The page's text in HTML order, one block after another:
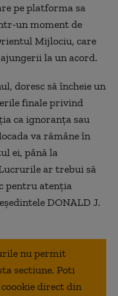
pe platforma sa
un moment de
Mijlociu, care
la un acord.
doresc să încheie un
finale privind
ca ignoranța sau
va rămâne în
ei, până la
ar trebui să
pentru atenția
DONALD J.
nu permit
sectiune. Poti
direct din